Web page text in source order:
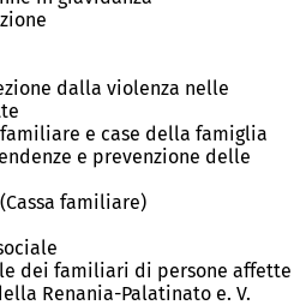
dalla violenza nelle
e case della famiglia
e prevenzione delle
familiare)
dei familiari di persone affette
Renania-Palatinato e. V.